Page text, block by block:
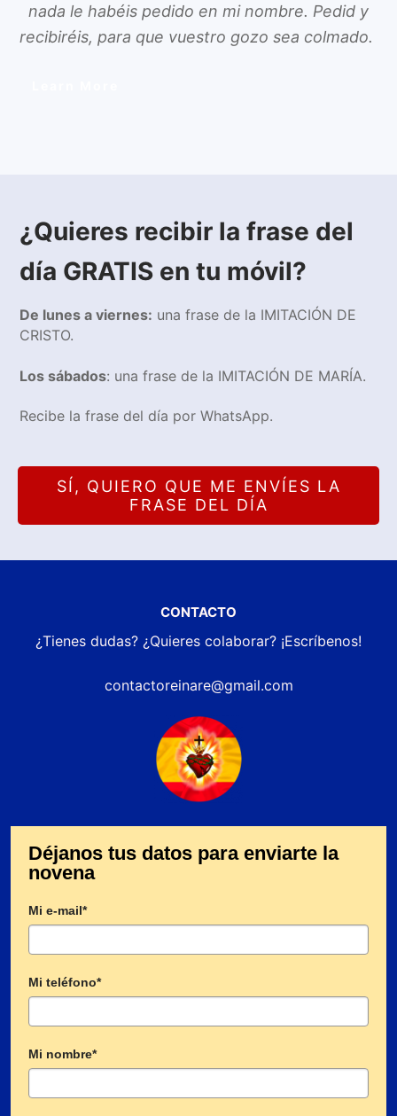
nada le habéis pedido en mi nombre. Pedid y
recibiréis, para que vuestro gozo sea colmado.
¿Quieres recibir la frase del
día GRATIS en tu móvil?
De lunes a viernes: una frase de la IMITACIÓN DE
CRISTO.
Los sábados: una frase de la IMITACIÓN DE MARÍA.
Recibe la frase del día por WhatsApp.
SÍ, QUIERO QUE ME ENVÍES LA
FRASE DEL DÍA
CONTACTO
¿Tienes dudas? ¿Quieres colaborar? ¡Escríbenos!
contactoreinare@gmail.com
Déjanos tus datos para enviarte la
novena
Mi e-mail*
Mi teléfono*
Mi nombre*